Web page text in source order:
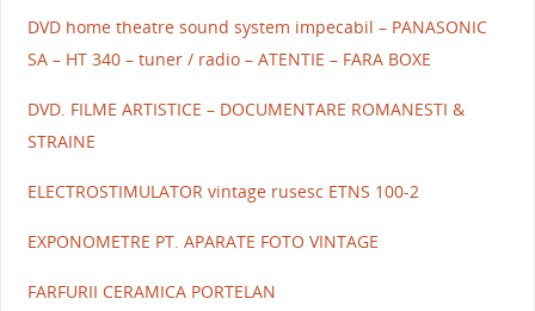
DVD home theatre sound system impecabil – PANASONIC
SA – HT 340 – tuner / radio – ATENTIE – FARA BOXE
DVD. FILME ARTISTICE – DOCUMENTARE ROMANESTI &
STRAINE
ELECTROSTIMULATOR vintage rusesc ETNS 100-2
EXPONOMETRE PT. APARATE FOTO VINTAGE
FARFURII CERAMICA PORTELAN